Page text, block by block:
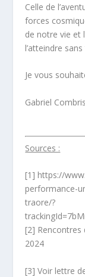
Celle de
forces
de notre vie et
l’atteindre
Je vous
Gabriel Combris
Sources :
[1] https://
performance-
traore/?
[2] Rencontres
2024
[3] Voir lettre